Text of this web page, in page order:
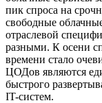
пик спроса на
свободные
отраслевой
разными. К осени
времени стало
ЦОДов являются
быстрого
IT-систем.